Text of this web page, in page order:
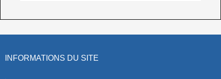
INFORMATIONS DU SITE